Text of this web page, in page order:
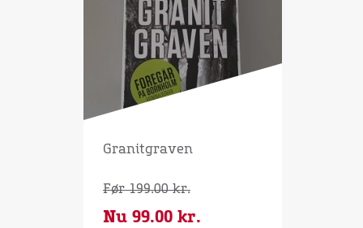
Granitgraven
Før199.00kr.
Nu 99.00 kr.